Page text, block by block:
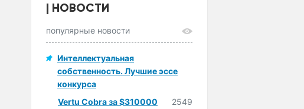
НОВОСТИ
популярные новости
Интеллектуальная
собственность. Лучшие эссе
конкурса
Vertu Cobra за $310000
2549